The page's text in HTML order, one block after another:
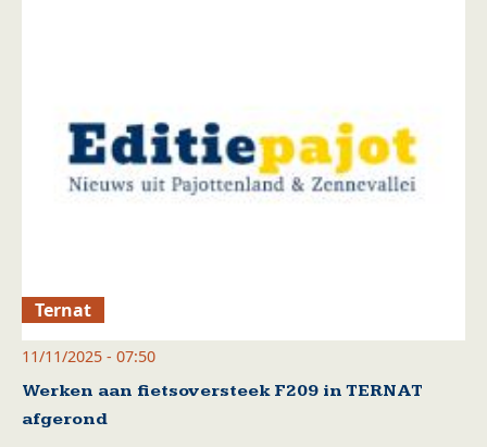
Ternat
11/11/2025 - 07:50
Werken aan fietsoversteek F209 in TERNAT
afgerond